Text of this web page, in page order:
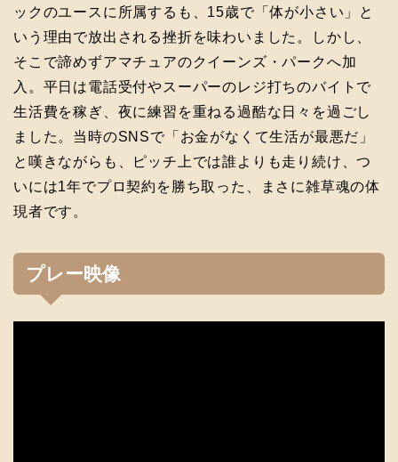
ックのユースに所属するも、15歳で「体が小さい」と
いう理由で放出される挫折を味わいました。しかし、
そこで諦めずアマチュアのクイーンズ・パークへ加
入。平日は電話受付やスーパーのレジ打ちのバイトで
生活費を稼ぎ、夜に練習を重ねる過酷な日々を過ごし
ました。当時のSNSで「お金がなくて生活が最悪だ」
と嘆きながらも、ピッチ上では誰よりも走り続け、つ
いには1年でプロ契約を勝ち取った、まさに雑草魂の体
現者です。
プレー映像